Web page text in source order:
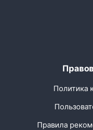
Политика
Правила